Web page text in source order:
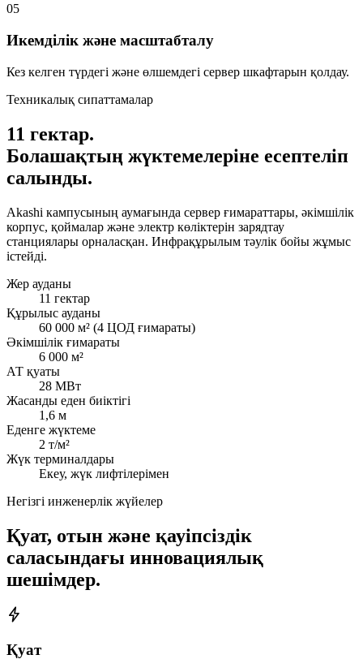
05
Икемділік және масштабталу
Кез келген түрдегі және өлшемдегі сервер шкафтарын қолдау.
Техникалық сипаттамалар
11 гектар.
Болашақтың жүктемелеріне есептеліп
салынды.
Akashi кампусының аумағында сервер ғимараттары, әкімшілік
корпус, қоймалар және электр көліктерін зарядтау
станциялары орналасқан. Инфрақұрылым тәулік бойы жұмыс
істейді.
Жер ауданы
11 гектар
Құрылыс ауданы
60 000 м² (4 ЦОД ғимараты)
Әкімшілік ғимараты
6 000 м²
АТ қуаты
28 МВт
Жасанды еден биіктігі
1,6 м
Еденге жүктеме
2 т/м²
Жүк терминалдары
Екеу, жүк лифтілерімен
Негізгі инженерлік жүйелер
Қуат, отын және қауіпсіздік
саласындағы инновациялық
шешімдер.
Қуат